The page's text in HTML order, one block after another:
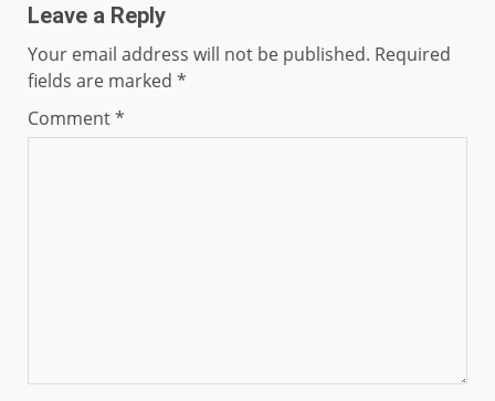
Leave a Reply
Your email address will not be published. Required
fields are marked *
Comment*